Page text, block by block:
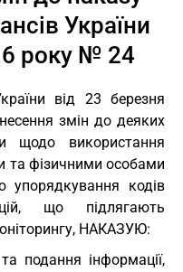
України
року № 24
від 23 березня
змін до деяких
щодо використання
та фізичними особами
кодів
що підлягають
НАКАЗУЮ:
подання інформації,